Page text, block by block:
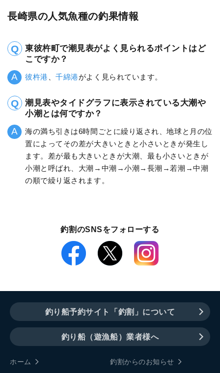
長崎県の人気魚種の釣果情報
東彼杵町で潮見表がよく見られるポイントはど
こですか？
彼杵港 、千綿港がよく見られています。
潮見表やタイドグラフに表示されている大潮や
小潮とは何ですか？
海の満ち引きは6時間ごとに繰り返され、地球と月の位
置によってその差が大きいときと小さいときが発生し
ます。差が最も大きいときが大潮、最も小さいときが
小潮と呼ばれ、大潮→中潮→小潮→長潮→若潮→中潮
の順で繰り返されます。
釣割のSNSをフォローする
釣り船予約サイト「釣割」について
釣り船（遊漁船）業者様へ
ホーム
釣割からのお知らせ